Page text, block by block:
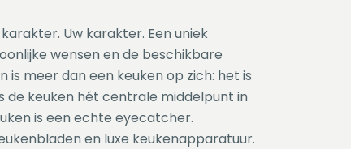
Uw karakter. Een uniek
wensen en de beschikbare
is meer dan een keuken op zich: het is
de keuken hét centrale middelpunt in
is een echte eyecatcher.
en luxe keukenapparatuur.